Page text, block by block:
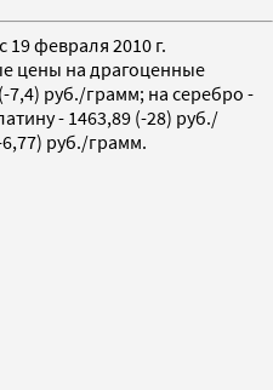
19 февраля 2010 г.
цены на драгоценные
7,4) руб./грамм; на серебро -
- 1463,89 (-28) руб./
руб./грамм.